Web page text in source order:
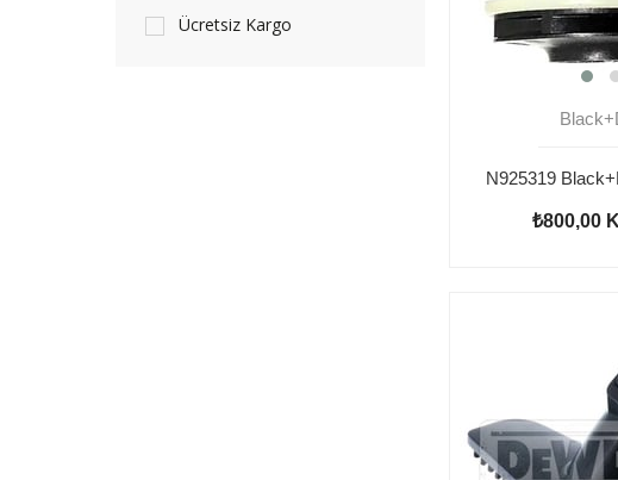
Ücretsiz Kargo
₺800,00